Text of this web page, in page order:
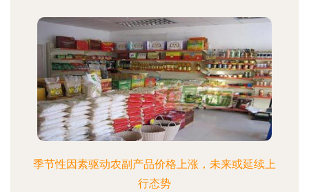
季节性因素驱动农副产品价格上涨，未来或延续上
行态势